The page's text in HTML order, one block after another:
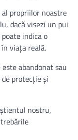
propriilor noastre
dacă visezi un pui
indica o
viața reală.
abandonat sau
protecție și
nostru,